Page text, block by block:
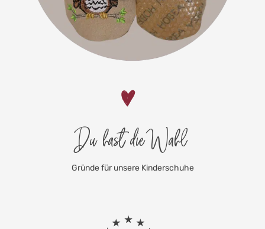
Du hast die Wahl
Gründe für unsere Kinderschuhe